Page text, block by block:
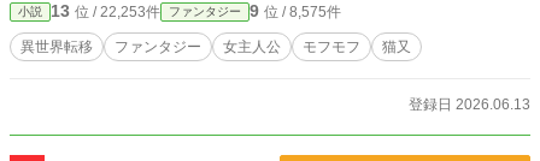
小説 13 位 / 22,253件 ファンタジー 9 位 / 8,575件
異世界転移 ファンタジー 女主人公 モフモフ 猫又
登録日 2026.06.13